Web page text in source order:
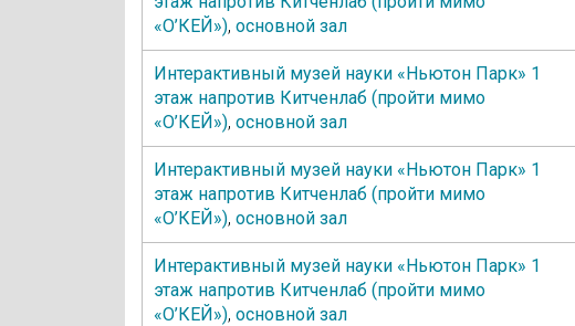
«О’КЕЙ»), основной зал
Интерактивный музей науки «Ньютон Парк» 1
этаж напротив Китченлаб (пройти мимо
«О’КЕЙ»), основной зал
Интерактивный музей науки «Ньютон Парк» 1
этаж напротив Китченлаб (пройти мимо
«О’КЕЙ»), основной зал
Интерактивный музей науки «Ньютон Парк» 1
этаж напротив Китченлаб (пройти мимо
«О’КЕЙ»), основной зал